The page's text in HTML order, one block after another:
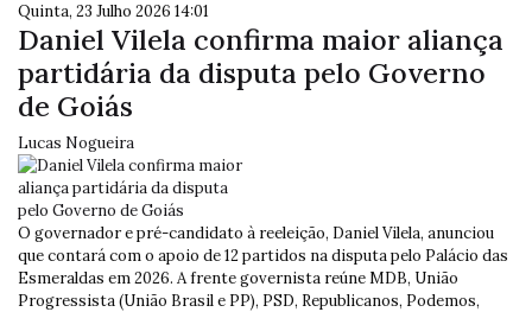
Quinta, 23 Julho 2026 14:01
Daniel Vilela confirma maior aliança
partidária da disputa pelo Governo
de Goiás
Lucas Nogueira
O governador e pré-candidato à reeleição, Daniel Vilela, anunciou
que contará com o apoio de 12 partidos na disputa pelo Palácio das
Esmeraldas em 2026. A frente governista reúne MDB, União
Progressista (União Brasil e PP), PSD, Republicanos, Podemos,